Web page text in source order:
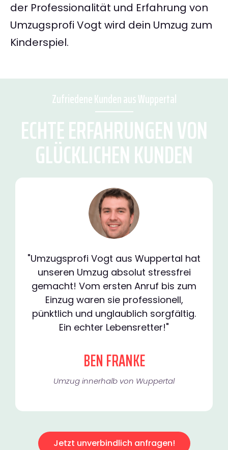
der Professionalität und Erfahrung von
Umzugsprofi Vogt wird dein Umzug zum
Kinderspiel.
Zufriedene Kunden aus Wuppertal
ECHTE ERFAHRUNGEN VON
GLÜCKLICHEN KUNDEN
"Umzugsprofi Vogt aus Wuppertal hat
unseren Umzug absolut stressfrei
gemacht! Vom ersten Anruf bis zum
Einzug waren sie professionell,
pünktlich und unglaublich sorgfältig.
Ein echter Lebensretter!"
BEN FRANKE
Umzug innerhalb von Wuppertal​
Jetzt unverbindlich anfragen!